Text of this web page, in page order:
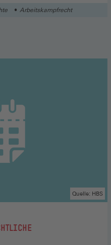
Arbeitskampfrecht
Quelle: HBS